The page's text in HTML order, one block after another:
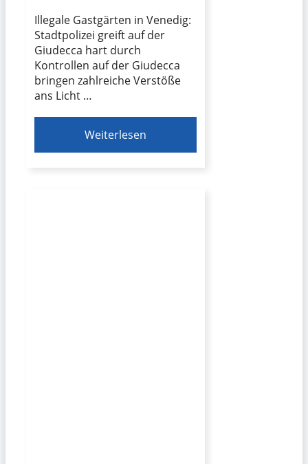
Illegale Gastgärten in Venedig:
Stadtpolizei greift auf der
Giudecca hart durch
Kontrollen auf der Giudecca
bringen zahlreiche Verstöße
ans Licht …
Weiterlesen